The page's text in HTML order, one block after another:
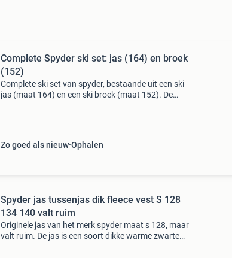
Complete Spyder ski set: jas (164) en broek
(152)
Complete ski set van spyder, bestaande uit een ski
jas (maat 164) en een ski broek (maat 152). De
Zo goed als nieuw Ophalen
Spyder jas tussenjas dik fleece vest S 128
134 140 valt ruim
Originele jas van het merk spyder maat s 128, maar
valt ruim. De jas is een soort dikke warme zwarte